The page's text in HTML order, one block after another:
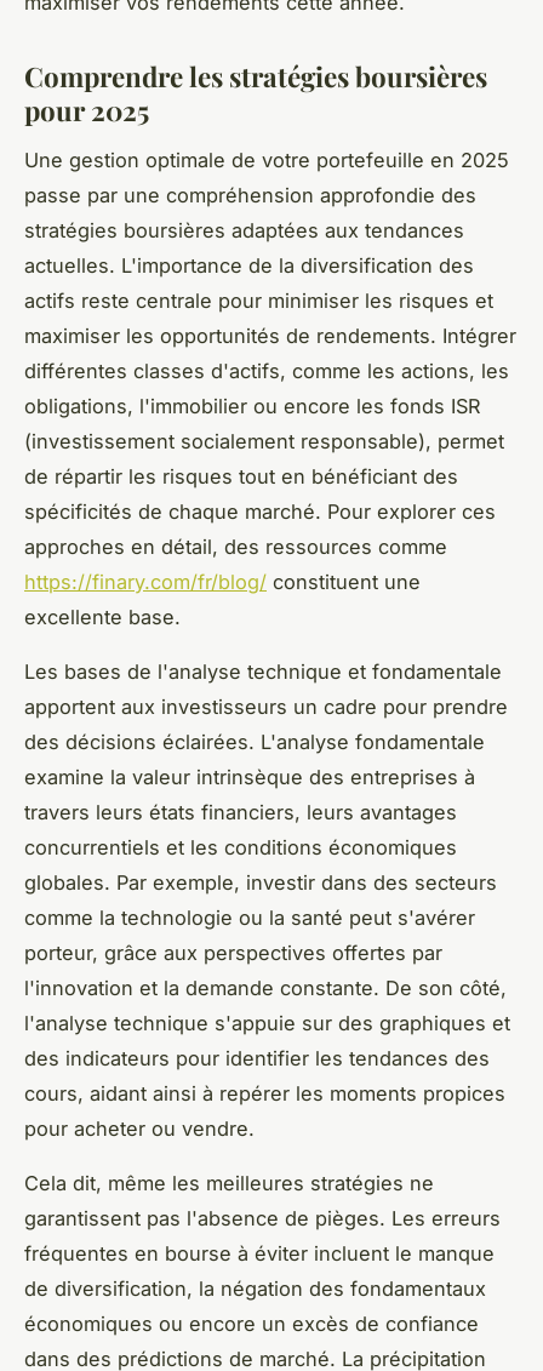
Comprendre les stratégies boursières
pour 2025
Une gestion optimale de votre portefeuille en 2025
passe par une compréhension approfondie des
stratégies boursières adaptées aux tendances
actuelles. L'importance de la diversification des
actifs reste centrale pour minimiser les risques et
maximiser les opportunités de rendements. Intégrer
différentes classes d'actifs, comme les actions, les
obligations, l'immobilier ou encore les fonds ISR
(investissement socialement responsable), permet
de répartir les risques tout en bénéficiant des
spécificités de chaque marché. Pour explorer ces
approches en détail, des ressources comme
https://finary.com/fr/blog/ constituent une
excellente base.
Les bases de l'analyse technique et fondamentale
apportent aux investisseurs un cadre pour prendre
des décisions éclairées. L'analyse fondamentale
examine la valeur intrinsèque des entreprises à
travers leurs états financiers, leurs avantages
concurrentiels et les conditions économiques
globales. Par exemple, investir dans des secteurs
comme la technologie ou la santé peut s'avérer
porteur, grâce aux perspectives offertes par
l'innovation et la demande constante. De son côté,
l'analyse technique s'appuie sur des graphiques et
des indicateurs pour identifier les tendances des
cours, aidant ainsi à repérer les moments propices
pour acheter ou vendre.
Cela dit, même les meilleures stratégies ne
garantissent pas l'absence de pièges. Les erreurs
fréquentes en bourse à éviter incluent le manque
de diversification, la négation des fondamentaux
économiques ou encore un excès de confiance
dans des prédictions de marché. La précipitation